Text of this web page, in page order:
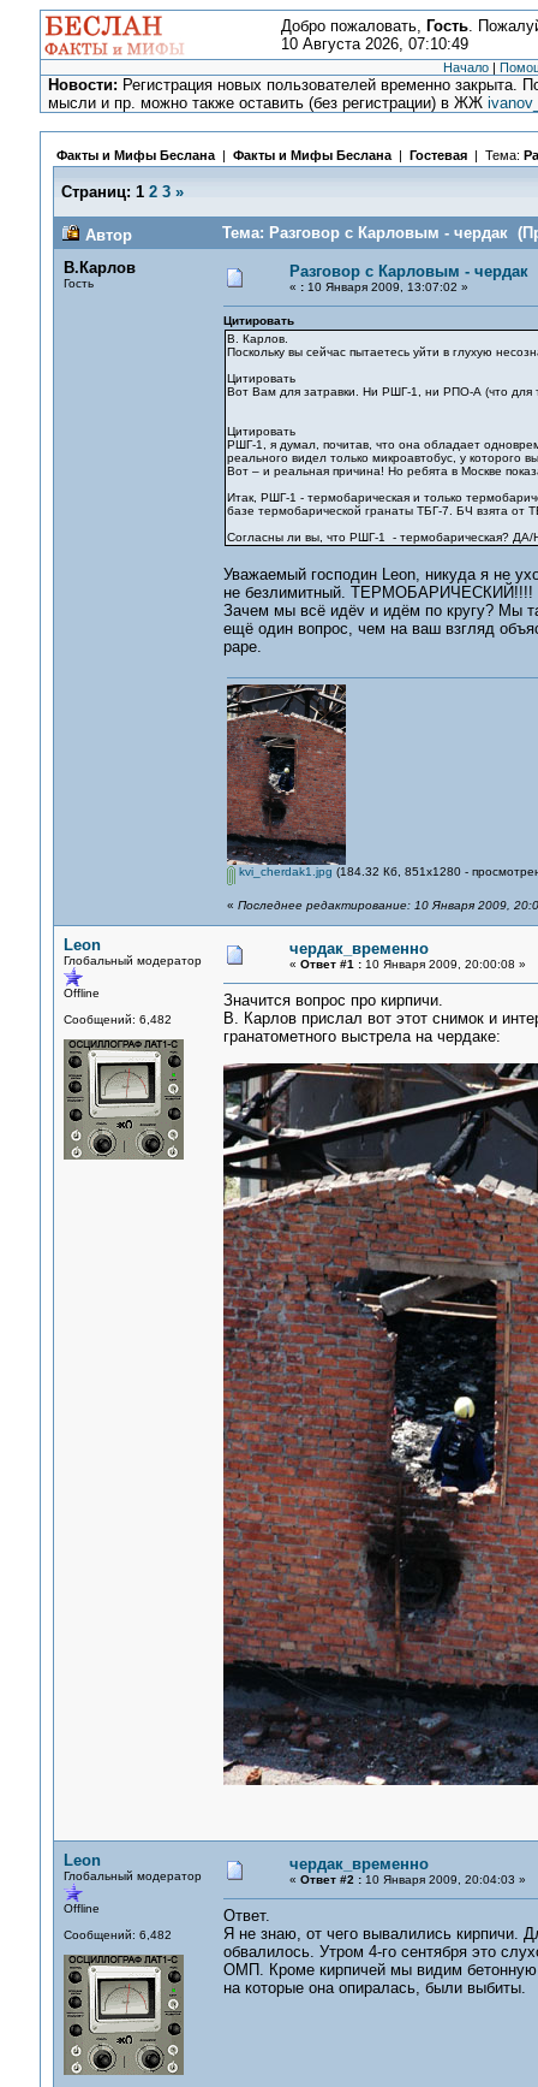
Добро пожаловать, Гость.
10 Августа 2026, 07:10:49
Начало |
Новости: Регистрация новых пользователей временно закрыта.
мысли и пр. можно также оставить (без регистрации) в ЖЖ
Факты и Мифы Беслана| Факты и Мифы Беслана| Гостевая | Тема:
Страниц: 1 2 3 »
Автор
Тема: Разговор с Карловым - чердак
В.Карлов
Гость
Разговор с Карловым - чердак
« :10 Января 2009, 13:07:02 »
Цитировать
В. Карлов.
Поскольку вы сейчас пытаетесь уйти в глухую
Цитировать
Вот Вам для затравки. Ни РШГ-1, ни РПО-А (что для
Цитировать
РШГ-1, я думал, почитав, что она обладает
реального видел только микроавтобус, у которого
Вот – и реальная причина! Но ребята в Москве
Итак, РШГ-1 - термобарическая и только
базе термобарической гранаты ТБГ-7. БЧ взята от
Согласны ли вы, что РШГ-1 - термобарическая? ДА/
Уважаемый господин Leon, никуда я не
не безлимитный.
Зачем мы всё идёv и идём по кругу? Мы
ещё один вопрос, чем на ваш взгляд
раре.
kvi_cherdak1.jpg (184.32 Кб, 851x1280 -
« Последнее редактирование: 10 Января 2009,
Leon
Глобальный модератор
Offline
Сообщений: 6,482
чердак_временно
« Ответ #1 :10 Января 2009, 20:00:08 »
Значится вопрос про кирпичи.
В. Карлов прислал вот этот снимок и
гранатометного выстрела на чердаке:
Leon
Глобальный модератор
Offline
Сообщений: 6,482
чердак_временно
« Ответ #2 :10 Января 2009, 20:04:03 »
Ответ.
Я не знаю, от чего вывалились кирпичи.
обвалилось. Утром 4-го сентября это
ОМП. Кроме кирпичей мы видим бетонную
на которые она опиралась, были выбиты.